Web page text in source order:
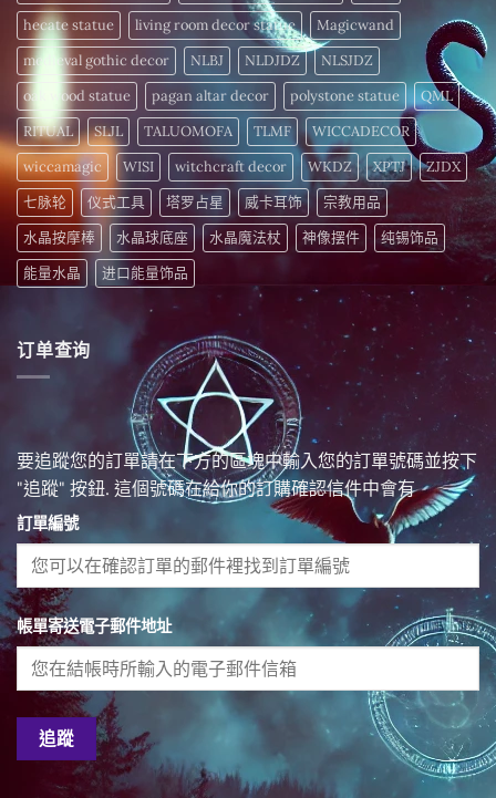
hecate statue
living room decor statue
Magicwand
medieval gothic decor
NLBJ NLDJDZ
NLSJDZ
oak wood statue
pagan altar decor polystone statue
QML
RITUAL
SLJL TALUOMOFA TLMF
WICCADECOR
wiccamagic
WISI witchcraft decor WKDZ XPTJ
ZJDX
七脉轮
仪式工具 塔罗占星 威卡耳饰
宗教用品
水晶按摩棒
水晶球底座 水晶魔法杖 神像摆件
纯锡饰品
能量水晶
进口能量饰品
订单查询
要追蹤您的訂單請在下方的區塊中輸入您的訂單號碼並按下
"追蹤" 按鈕. 這個號碼在給你的訂購確認信件中會有
訂單編號
帳單寄送電子郵件地址
追蹤